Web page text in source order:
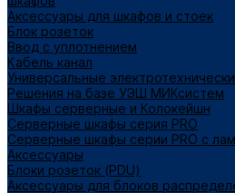
Аксессуары для шкафов и стоек
Блок розеток
Ввод с уплотнением
Кабель канал
Универсальные
Решения на базе УЭШ МИКсистем
Шкафы серверные и Колокейшн
Серверные шкафы серия PRO
Серверные шкафы серии PRO с
Аксессуары
Блоки розеток (PDU)
Аксессуары для блоков